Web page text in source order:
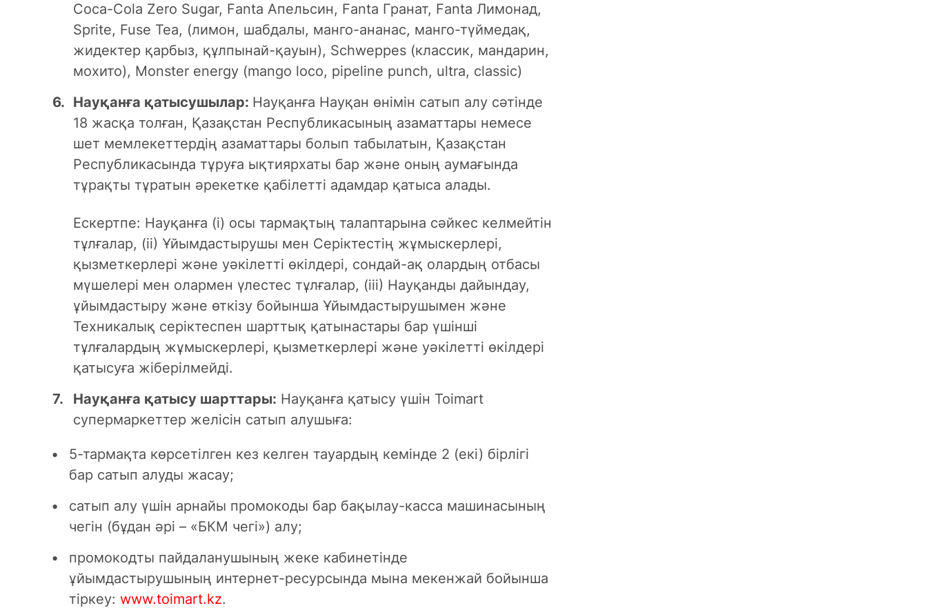
Coca-Cola Zero Sugar, Fanta Апельсин, Fanta Гранат, Fanta Лимонад,
Sprite, Fuse Tea, (лимон, шабдалы, манго-ананас, манго-түймедақ,
жидектер қарбыз, құлпынай-қауын), Schweppes (классик, мандарин,
мохито), Monster energy (mango loco, pipeline punch, ultra, сlassic)
Науқанға қатысушылар: Науқанға Науқан өнімін сатып алу сәтінде
18 жасқа толған, Қазақстан Республикасының азаматтары немесе
шет мемлекеттердің азаматтары болып табылатын, Қазақстан
Республикасында тұруға ықтиярхаты бар және оның аумағында
тұрақты тұратын әрекетке қабілетті адамдар қатыса алады.
Ескертпе: Науқанға (i) осы тармақтың талаптарына сәйкес келмейтін
тұлғалар, (ii) Ұйымдастырушы мен Серіктестің жұмыскерлері,
қызметкерлері және уәкілетті өкілдері, сондай-ақ олардың отбасы
мүшелері мен олармен үлестес тұлғалар, (iii) Науқанды дайындау,
ұйымдастыру және өткізу бойынша Ұйымдастырушымен және
Техникалық серіктеспен шарттық қатынастары бар үшінші
тұлғалардың жұмыскерлері, қызметкерлері және уәкілетті өкілдері
қатысуға жіберілмейді.
Науқанға қатысу шарттары: Науқанға қатысу үшін Toimart
супермаркеттер желісін сатып алушыға:
5-тармақта көрсетілген кез келген тауардың кемінде 2 (екі) бірлігі
бар сатып алуды жасау;
сатып алу үшін арнайы промокоды бар бақылау-касса машинасының
чегін (бұдан әрі – «БКМ чегі») алу;
промокодты пайдаланушының жеке кабинетінде
ұйымдастырушының интернет-ресурсында мына мекенжай бойынша
тіркеу: www.toimart.kz.